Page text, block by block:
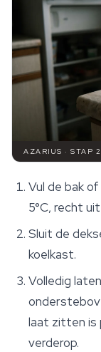
AZARIUS · STAP
Vul de bak
5°C, recht
Sluit de
koelkast.
Volledig
laat zitten is
verderop.